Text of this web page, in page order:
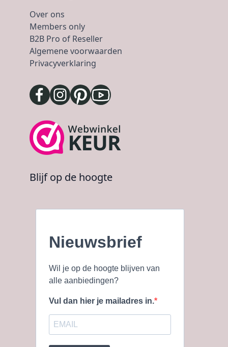
Over ons
Members only
B2B Pro of Reseller
Algemene voorwaarden
Privacyverklaring
Blijf op de hoogte
Nieuwsbrief
Wil je op de hoogte blijven van
alle aanbiedingen?
Vul dan hier je mailadres in.